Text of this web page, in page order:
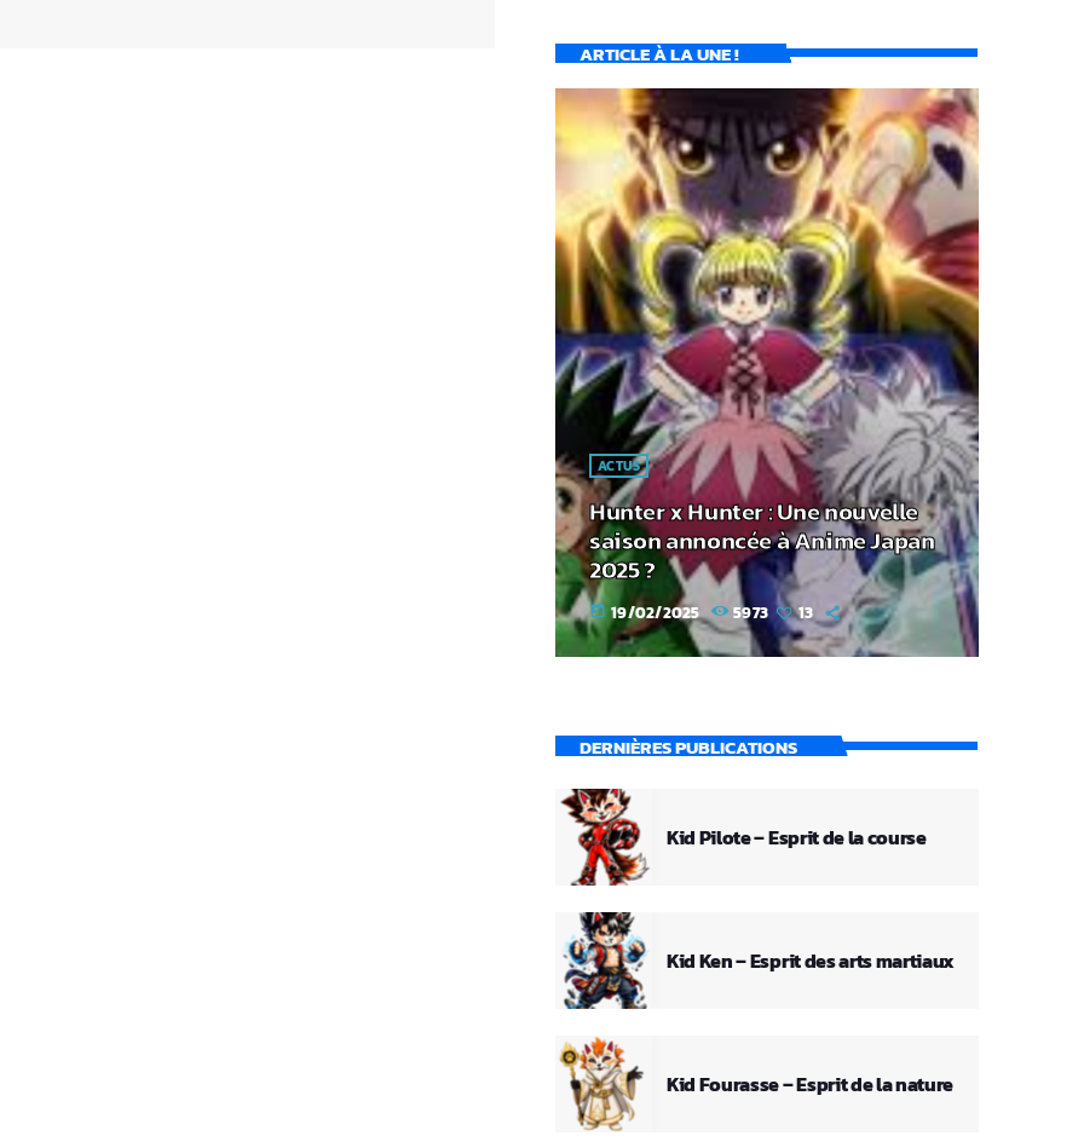
ARTICLE À LA UNE !
ACTUS
Hunter x Hunter : Une nouvelle
saison annoncée à Anime Japan
2025 ?
today 19/02/2025 5973 13
DERNIÈRES PUBLICATIONS
Kid Pilote – Esprit de la course
Kid Ken – Esprit des arts martiaux
Kid Fourasse – Esprit de la nature